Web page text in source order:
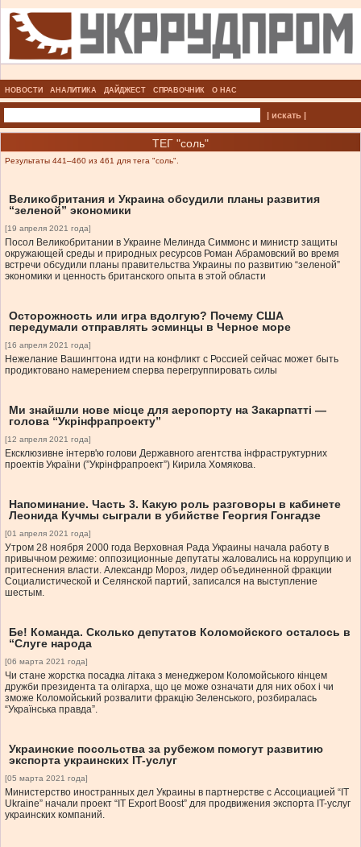
НОВОСТИ АНАЛИТИКА ДАЙДЖЕСТ СПРАВОЧНИК О НАС
| искать |
ТЕГ "соль"
Результаты 441–460 из 461 для тега "соль".
Великобритания и Украина обсудили планы развития
“зеленой” экономики
[19 апреля 2021 года]
Посол Великобритании в Украине Мелинда Симмонс и министр защиты
окружающей среды и природных ресурсов Роман Абрамовский во время
встречи обсудили планы правительства Украины по развитию “зеленой”
экономики и ценность британского опыта в этой области
Осторожность или игра вдолгую? Почему США
передумали отправлять эсминцы в Черное море
[16 апреля 2021 года]
Нежелание Вашингтона идти на конфликт с Россией сейчас может быть
продиктовано намерением сперва перегруппировать силы
Ми знайшли нове місце для аеропорту на Закарпатті —
голова “Укрінфрапроекту”
[12 апреля 2021 года]
Ексклюзивне інтерв'ю голови Державного агентства інфраструктурних
проектів України (”Укрінфрапроект”) Кирила Хомякова.
Напоминание. Часть 3. Какую роль разговоры в кабинете
Леонида Кучмы сыграли в убийстве Георгия Гонгадзе
[01 апреля 2021 года]
Утром 28 ноября 2000 года Верховная Рада Украины начала работу в
привычном режиме: оппозиционные депутаты жаловались на коррупцию и
притеснения власти. Александр Мороз, лидер объединенной фракции
Социалистической и Селянской партий, записался на выступление
шестым.
Бе! Команда. Сколько депутатов Коломойского осталось в
“Слуге народа
[06 марта 2021 года]
Чи стане жорстка посадка літака з менеджером Коломойського кінцем
дружби президента та олігарха, що це може означати для них обох і чи
зможе Коломойський розвалити фракцію Зеленського, розбиралась
“Українська правда”.
Украинские посольства за рубежом помогут развитию
экспорта украинских IT-услуг
[05 марта 2021 года]
Министерство иностранных дел Украины в партнерстве с Ассоциацией “IT
Ukraine” начали проект “IT Export Boost” для продвижения экспорта IT-услуг
украинских компаний.